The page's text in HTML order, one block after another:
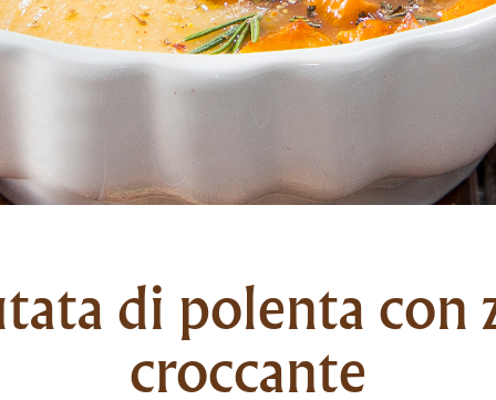
di polenta con
croccante